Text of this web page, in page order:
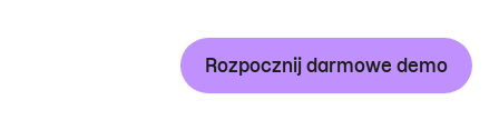
Rozpocznij darmowe demo